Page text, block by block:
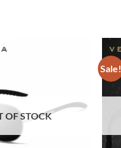
OF STOCK
Sale!